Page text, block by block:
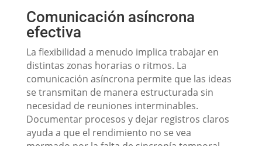
Comunicación asíncrona
efectiva
La flexibilidad a menudo implica trabajar en
distintas zonas horarias o ritmos. La
comunicación asíncrona permite que las ideas
se transmitan de manera estructurada sin
necesidad de reuniones interminables.
Documentar procesos y dejar registros claros
ayuda a que el rendimiento no se vea